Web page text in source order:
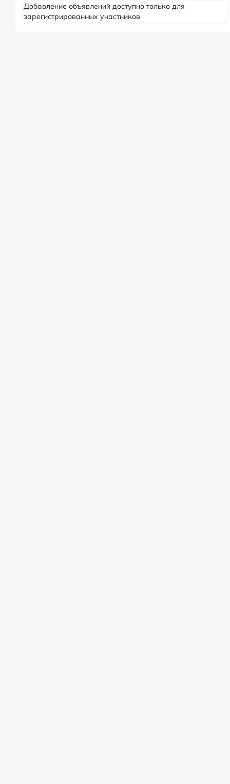
Добавление объявлений доступно только для
зарегистрированных участников